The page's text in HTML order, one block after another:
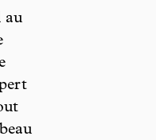
au